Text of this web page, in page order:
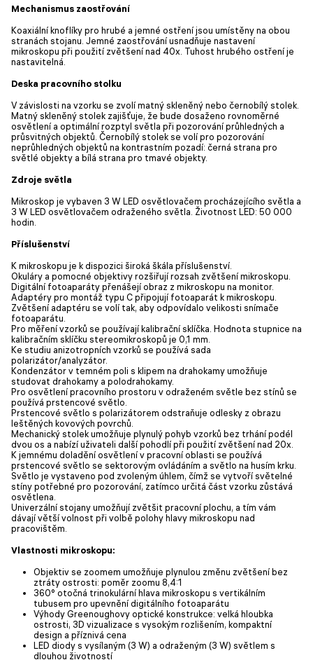
Mechanismus zaostřování
Koaxiální knoflíky pro hrubé a jemné ostření jsou umístěny na obou
stranách stojanu. Jemné zaostřování usnadňuje nastavení
mikroskopu při použití zvětšení nad 40x. Tuhost hrubého ostření je
nastavitelná.
Deska pracovního stolku
V závislosti na vzorku se zvolí matný skleněný nebo černobílý stolek.
Matný skleněný stolek zajišťuje, že bude dosaženo rovnoměrné
osvětlení a optimální rozptyl světla při pozorování průhledných a
průsvitných objektů. Černobílý stolek se volí pro pozorování
neprůhledných objektů na kontrastním pozadí: černá strana pro
světlé objekty a bílá strana pro tmavé objekty.
Zdroje světla
Mikroskop je vybaven 3 W LED osvětlovačem procházejícího světla a
3 W LED osvětlovačem odraženého světla. Životnost LED: 50 000
hodin.
Příslušenství
K mikroskopu je k dispozici široká škála příslušenství.
Okuláry a pomocné objektivy rozšiřují rozsah zvětšení mikroskopu.
Digitální fotoaparáty přenášejí obraz z mikroskopu na monitor.
Adaptéry pro montáž typu C připojují fotoaparát k mikroskopu.
Zvětšení adaptéru se volí tak, aby odpovídalo velikosti snímače
fotoaparátu.
Pro měření vzorků se používají kalibrační sklíčka. Hodnota stupnice na
kalibračním sklíčku stereomikroskopů je 0,1 mm.
Ke studiu anizotropních vzorků se používá sada
polarizátor/analyzátor.
Kondenzátor v temném poli s klipem na drahokamy umožňuje
studovat drahokamy a polodrahokamy.
Pro osvětlení pracovního prostoru v odraženém světle bez stínů se
používá prstencové světlo.
Prstencové světlo s polarizátorem odstraňuje odlesky z obrazu
leštěných kovových povrchů.
Mechanický stolek umožňuje plynulý pohyb vzorků bez trhání podél
dvou os a nabízí uživateli další pohodlí při použití zvětšení nad 20x.
K jemnému doladění osvětlení v pracovní oblasti se používá
prstencové světlo se sektorovým ovládáním a světlo na husím krku.
Světlo je vystaveno pod zvoleným úhlem, čímž se vytvoří světelné
stíny potřebné pro pozorování, zatímco určitá část vzorku zůstává
osvětlena.
Univerzální stojany umožňují zvětšit pracovní plochu, a tím vám
dávají větší volnost při volbě polohy hlavy mikroskopu nad
pracovištěm.
Vlastnosti mikroskopu:
Objektiv se zoomem umožňuje plynulou změnu zvětšení bez
ztráty ostrosti: poměr zoomu 8,4:1
360° otočná trinokulární hlava mikroskopu s vertikálním
tubusem pro upevnění digitálního fotoaparátu
Výhody Greenoughovy optické konstrukce: velká hloubka
ostrosti, 3D vizualizace s vysokým rozlišením, kompaktní
design a příznivá cena
LED diody s vysílaným (3 W) a odraženým (3 W) světlem s
dlouhou životností